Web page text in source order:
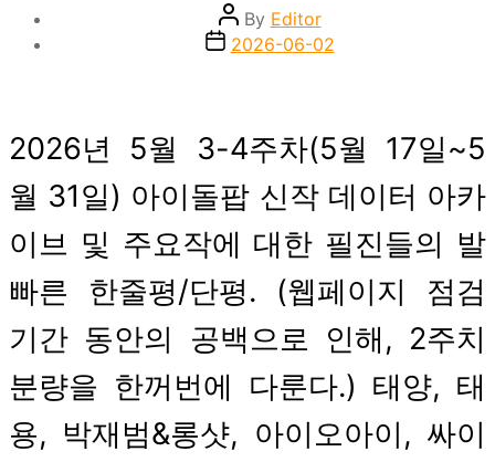
Post
author
By Editor
Post2026-06-02
2026년 5월 3-4주차(5월 17일~5
월 31일) 아이돌팝 신작 데이터 아카
이브 및 주요작에 대한 필진들의 발
빠른 한줄평/단평. (웹페이지 점검
기간 동안의 공백으로 인해, 2주치
분량을 한꺼번에 다룬다.) 태양, 태
용, 박재범&롱샷, 아이오아이, 싸이